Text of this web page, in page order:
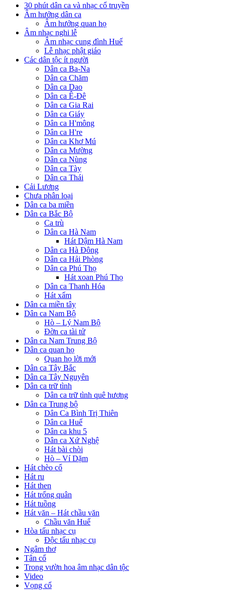
30 phút dân ca và nhạc cổ truyền
Âm hưởng dân ca
Âm hưởng quan họ
Âm nhạc nghi lễ
Âm nhạc cung đình Huế
Lễ nhạc phật giáo
Các dân tộc ít người
Dân ca Ba-Na
Dân ca Chăm
Dân ca Dao
Dân ca Ê-Đê
Dân ca Gia Rai
Dân ca Giáy
Dân ca H'mông
Dân ca H're
Dân ca Khơ Mú
Dân ca Mường
Dân ca Nùng
Dân ca Tày
Dân ca Thái
Cải Lương
Chưa phân loại
Dân ca ba miền
Dân ca Bắc Bộ
Ca trù
Dân ca Hà Nam
Hát Dậm Hà Nam
Dân ca Hà Đông
Dân ca Hải Phòng
Dân ca Phú Thọ
Hát xoan Phú Thọ
Dân ca Thanh Hóa
Hát xẩm
Dân ca miền tây
Dân ca Nam Bộ
Hò – Lý Nam Bộ
Đờn ca tài tử
Dân ca Nam Trung Bộ
Dân ca quan họ
Quan họ lời mới
Dân ca Tây Bắc
Dân ca Tây Nguyên
Dân ca trữ tình
Dân ca trữ tình quê hương
Dân ca Trung bộ
Dân Ca Bình Trị Thiên
Dân ca Huế
Dân ca khu 5
Dân ca Xứ Nghệ
Hát bài chòi
Hò – Ví Dặm
Hát chèo cổ
Hát ru
Hát then
Hát trống quân
Hát tuồng
Hát văn – Hát chầu văn
Chầu văn Huế
Hòa tấu nhạc cụ
Độc tấu nhạc cụ
Ngâm thơ
Tân cổ
Trong vườn hoa âm nhạc dân tộc
Video
Vọng cổ